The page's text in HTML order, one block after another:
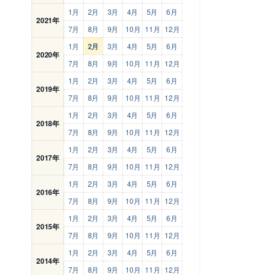
2021年
1月 2月 3月 4月 5月
6月
7月
8月 9月 10月 11月 12月
2020年
1月 2月 3月 4月 5月
6月
7月
8月 9月 10月 11月 12月
2019年
1月 2月 3月 4月 5月
6月
7月
8月 9月 10月 11月 12月
2018年
1月 2月 3月 4月 5月
6月
7月
8月 9月 10月 11月 12月
2017年
1月 2月 3月 4月 5月
6月
7月
8月 9月 10月 11月 12月
2016年
1月 2月 3月 4月 5月
6月
7月
8月 9月 10月 11月 12月
2015年
1月 2月 3月 4月 5月
6月
7月
8月 9月 10月 11月 12月
2014年
1月 2月 3月 4月 5月
6月
7月
8月 9月 10月 11月 12月